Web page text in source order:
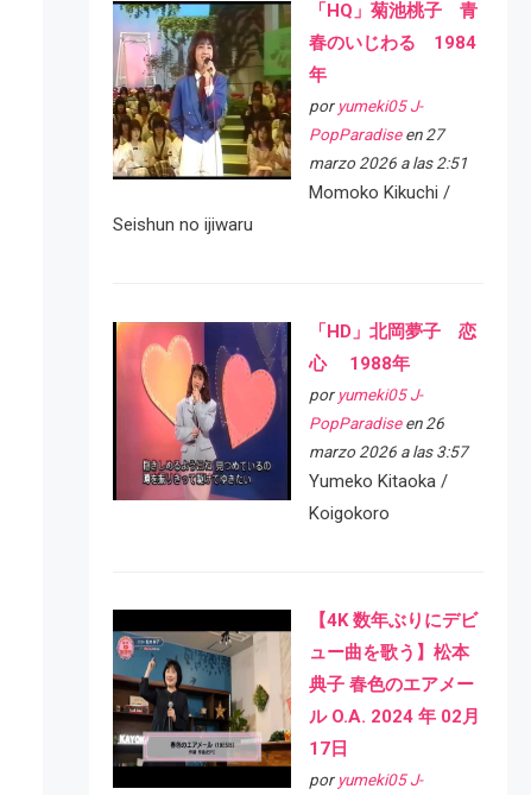
「HQ」菊池桃子 青
春のいじわる 1984
年
por yumeki05 J-
PopParadiseen 27
marzo 2026 a las 2:51
Momoko Kikuchi /
Seishun no ijiwaru
「HD」北岡夢子 恋
心 1988年
por yumeki05 J-
PopParadiseen 26
marzo 2026 a las 3:57
Yumeko Kitaoka /
Koigokoro
【4K 数年ぶりにデビ
ュー曲を歌う】松本
典子 春色のエアメー
ル O.A. 2024 年 02月
17日
por yumeki05 J-